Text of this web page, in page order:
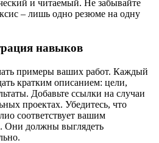
и читаемый. Не забывайте
– лишь одно резюме на одну
навыков
примеры ваших работ. Каждый
кратким описанием: цели,
Добавьте ссылки на случаи
проектах. Убедитесь, что
соответствует вашим
Они должны выглядеть